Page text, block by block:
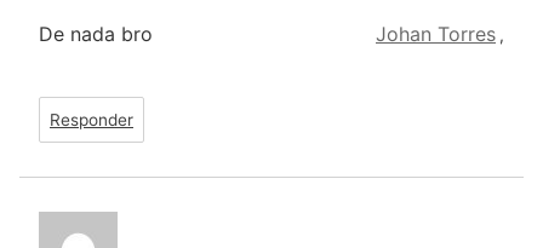
Johan Torres ,
De nada bro
Responder